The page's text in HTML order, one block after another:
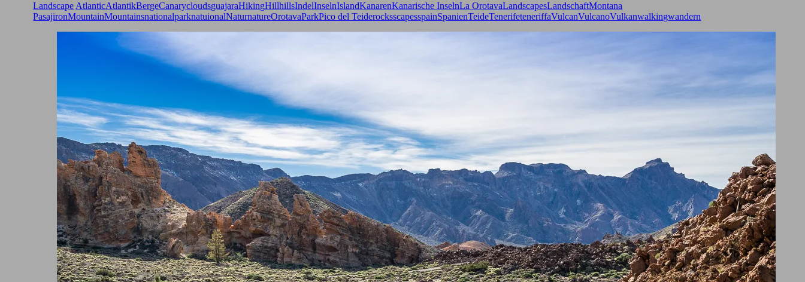
Landscape AtlanticAtlantikBergeCanarycloudsguajaraHikingHillhillsIndelInselnIslandKanarenKanarische InselnLa OrotavaLandscapesLandschaftMontana
PasajironMountainMountainsnationalparknatuionalNaturnatureOrotavaParkPico del TeiderocksscapesspainSpanienTeideTenerifeteneriffaVulcanVulcanoVulkanwalkingwandern